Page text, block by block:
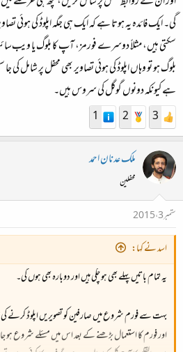
گی۔ ایک فائدہ یہ ہوتا ہے کہ ایک ہی جگہ اپلوڈ کی ہوئی
سکتی ہیں، مثلاً دوسرے فورمز، آپ کا بلوگ یا
بلوگ ہو تو وہاں اپلوڈ کی ہوئی تصاویر بھی محفل پر شامل کی
ہے کیونکہ دونوں گوگل کی سروس ہیں۔
3
2
1
ملک عدنان احمد
محفلین
ستمبر 3، 2015
اسد نے کہا:
یہ تمام باتیں پہلے بھی ہو چکی ہیں اور دوبارہ بھی ہوں گی۔
بہت سے فورم شروع میں صارفین کو تصویریں اپلوڈ کرنے
اور فورم کا استعمال بڑھنے کے بعد اس میں مسئلے شروع ہو